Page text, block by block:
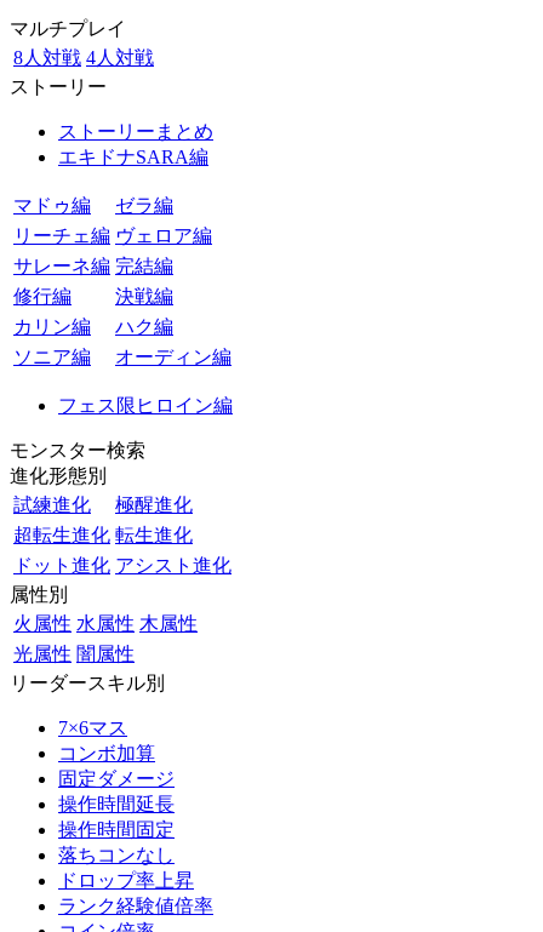
マルチプレイ
8人対戦 4人対戦
ストーリー
ストーリーまとめ
エキドナSARA編
マドゥ編
ゼラ編
リーチェ編 ヴェロア編
サレーネ編 完結編
修行編
決戦編
カリン編
ハク編
ソニア編
オーディン編
フェス限ヒロイン編
モンスター検索
進化形態別
試練進化
極醒進化
超転生進化 転生進化
ドット進化 アシスト進化
属性別
火属性 水属性 木属性
光属性 闇属性
リーダースキル別
7×6マス
コンボ加算
固定ダメージ
操作時間延長
操作時間固定
落ちコンなし
ドロップ率上昇
ランク経験値倍率